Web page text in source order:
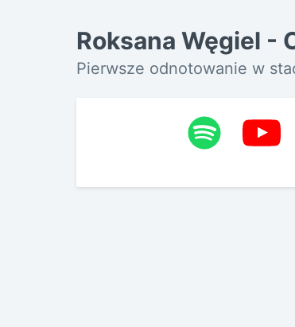
Roksana Węgiel -
Pierwsze odnotowanie w